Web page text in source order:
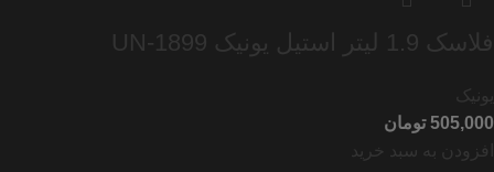
فلاسک 1.9 لیتر استیل یونیک UN-1899
یونیک
تومان
افزودن به سبد خرید